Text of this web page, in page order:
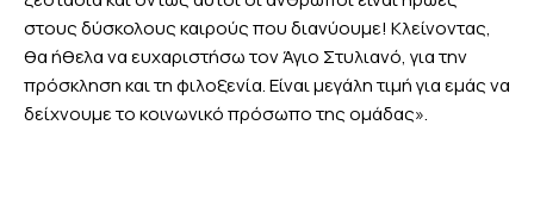
στους δύσκολους καιρούς που διανύουμε! Κλείνοντας,
θα ήθελα να ευχαριστήσω τον Άγιο Στυλιανό, για την
πρόσκληση και τη φιλοξενία. Είναι μεγάλη τιμή για εμάς να
δείχνουμε το κοινωνικό πρόσωπο της ομάδας».